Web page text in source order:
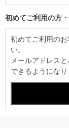
初めてご利用の方
初めてご利用の
い。
メールアドレス
できるようになり